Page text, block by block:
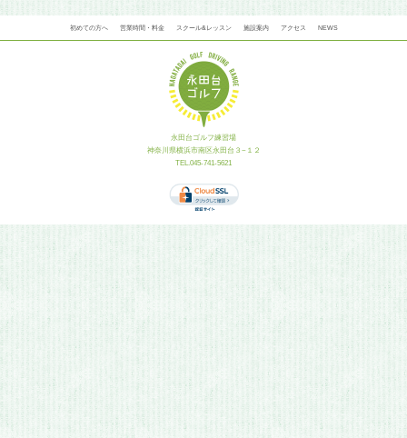
初めての方へ 営業時間・料金 スクール&レッスン 施設案内 アクセス NEWS
永田台ゴルフ練習場
神奈川県横浜市南区永田台３−１２
TEL.045-741-5621